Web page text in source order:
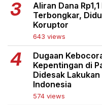
Aliran Dana
Terbongkar,
Koruptor
643 views
Dugaan
Kepentingan di
Didesak
Indonesia
574 views